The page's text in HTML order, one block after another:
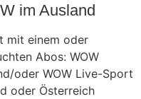
im Ausland
mit einem oder
Abos: WOW
oder WOW Live-Sport
oder Österreich